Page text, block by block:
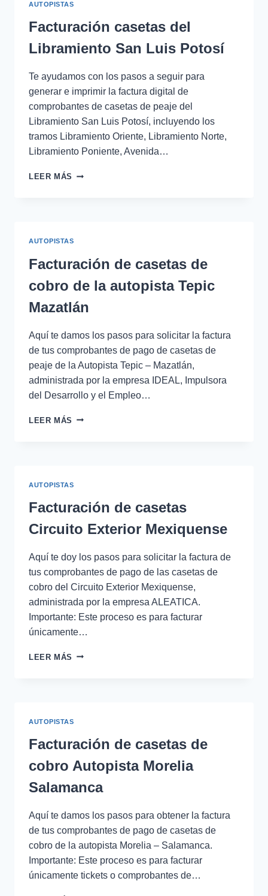
ATLIXCAYOTL
AUTOPISTAS
Facturación casetas del
Libramiento San Luis Potosí
Te ayudamos con los pasos a seguir para
generar e imprimir la factura digital de
comprobantes de casetas de peaje del
Libramiento San Luis Potosí, incluyendo los
tramos Libramiento Oriente, Libramiento Norte,
Libramiento Poniente, Avenida…
LEER MÁS FACTURACIÓN
POTOSÍ
AUTOPISTAS
Facturación de casetas de
cobro de la autopista Tepic
Mazatlán
Aquí te damos los pasos para solicitar la factura
de tus comprobantes de pago de casetas de
peaje de la Autopista Tepic – Mazatlán,
administrada por la empresa IDEAL, Impulsora
del Desarrollo y el Empleo…
LEER MÁS FACTURACIÓN
LA
AUTOPISTA
TEPIC
MAZATLÁN
AUTOPISTAS
Facturación de casetas
Circuito Exterior Mexiquense
Aquí te doy los pasos para solicitar la factura de
tus comprobantes de pago de las casetas de
cobro del Circuito Exterior Mexiquense,
administrada por la empresa ALEATICA.
Importante: Este proceso es para facturar
únicamente…
LEER MÁS FACTURACIÓN
AUTOPISTAS
Facturación de casetas de
cobro Autopista Morelia
Salamanca
Aquí te damos los pasos para obtener la factura
de tus comprobantes de pago de casetas de
cobro de la autopista Morelia – Salamanca.
Importante: Este proceso es para facturar
únicamente tickets o comprobantes de…